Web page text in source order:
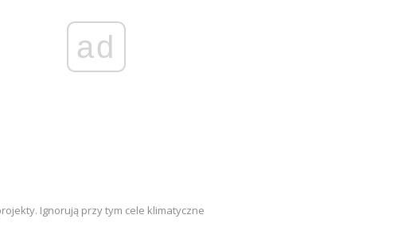
ad
Ignorują przy tym cele klimatyczne